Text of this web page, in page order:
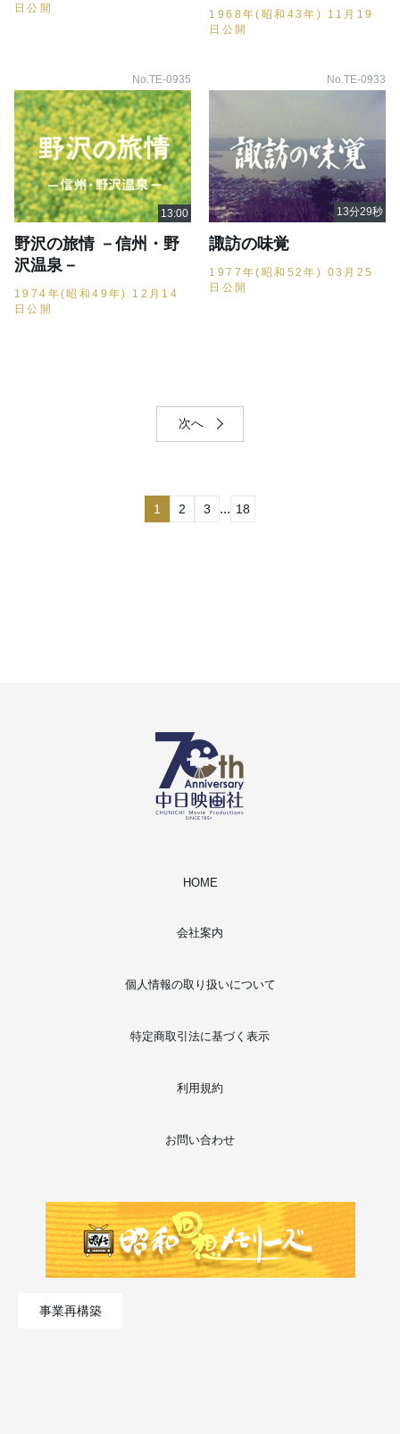
日公開
1968年(昭和43年) 11月19
日公開
No.TE-0935
野沢の旅情 －信州・野
沢温泉－
1974年(昭和49年) 12月14
日公開
No.TE-0933
諏訪の味覚
1977年(昭和52年) 03月25
日公開
次へ
1 2 3 ... 18
HOME
会社案内
個人情報の取り扱いについて
特定商取引法に基づく表示
利用規約
お問い合わせ
事業再構築